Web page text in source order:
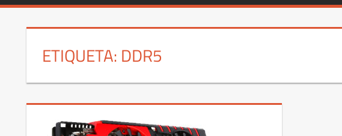
ETIQUETA: DDR5